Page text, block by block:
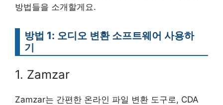
방법들을 소개할게요.
방법 1: 오디오 변환 소프트웨어 사용하
기
1. Zamzar
Zamzar는 간편한 온라인 파일 변환 도구로, CDA